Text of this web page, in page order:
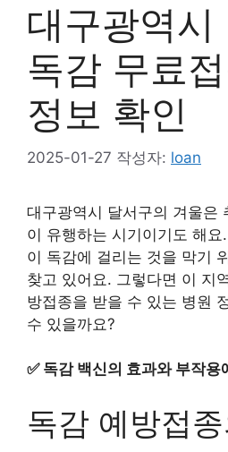
대구광역시
독감 무료
정보 확인
2025-01-27 작성자: loan
대구광역시 달서구의 겨울은
이 유행하는 시기이기도 해
이 독감에 걸리는 것을 막기
찾고 있어요. 그렇다면 이 지
방접종을 받을 수 있는 병원
수 있을까요?
✅ 독감 백신의 효과와 부작용
독감 예방접